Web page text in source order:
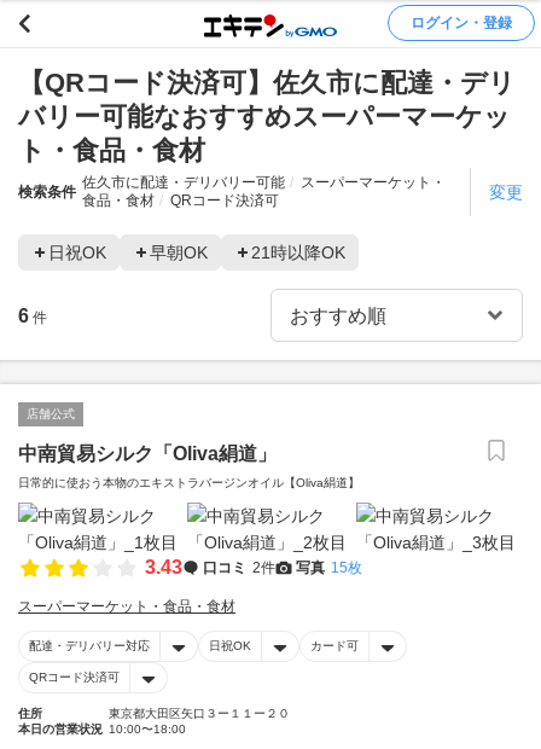
ログイン・登録
【QRコード決済可】佐久市に配達・デリ
バリー可能なおすすめスーパーマーケッ
ト・食品・食材
検索条件
佐久市に配達・デリバリー可能
スーパーマーケット・
食品・食材
QRコード決済可 変更
日祝OK 早朝OK 21時以降OK
6 件
店舗公式
中南貿易シルク「Oliva絹道」
日常的に使おう本物のエキストラバージンオイル【Oliva絹道】
3.43 口コミ 2件 写真 15枚
スーパーマーケット・食品・食材
配達・デリバリー対応 日祝OK カード可
QRコード決済可
住所
東京都大田区矢口３ー１１ー２０
本日の営業状況 10:00〜18:00